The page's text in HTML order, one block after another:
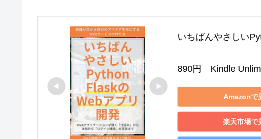
いちばんやさしい
890円　Kindle
Amazonで
楽天市場で